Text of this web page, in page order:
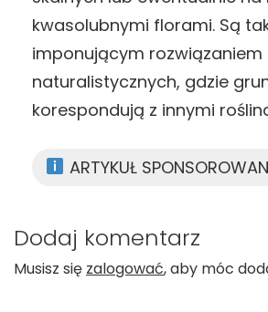
kwasolubnymi florami. Są
imponującym
naturalistycznych, gdzie
korespondują z innymi
ARTYKUŁ
Dodaj komentarz
Musisz się zalogować, aby móc